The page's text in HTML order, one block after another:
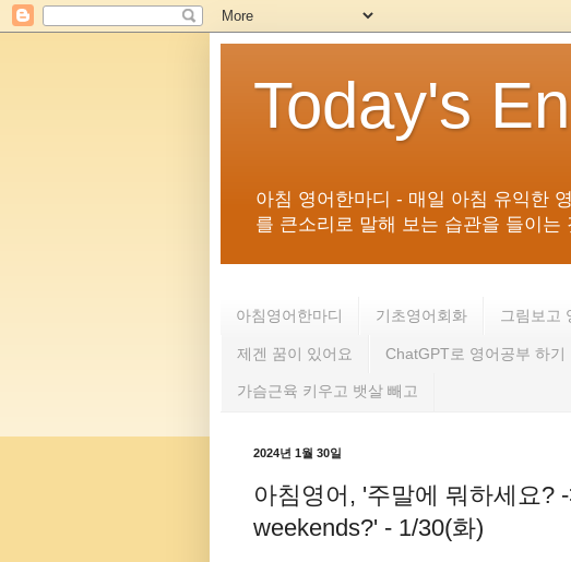
Today's
아침 영어한마디 - 매일 아침 유익한
를 큰소리로 말해 보는 습관을 들이
아침영어한마디 기초영어회화 그림보고
제겐 꿈이 있어요 ChatGPT로 영어공부 하기
가슴근육 키우고 뱃살 빼고
2024년 1월 30일
아침영어, '주말에 뭐하세요?
weekends?' - 1/30(화)